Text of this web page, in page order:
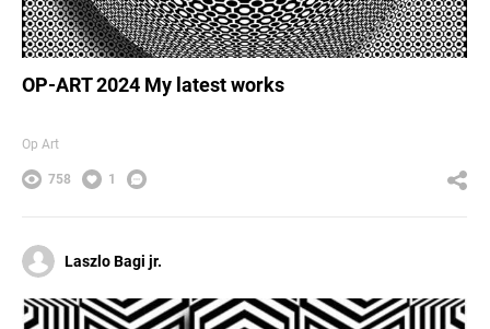
OP-ART 2024 My latest works
Op Art
758 1
Laszlo Bagi jr.